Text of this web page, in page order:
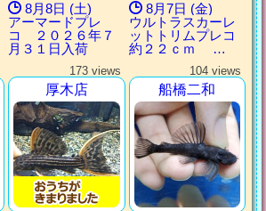
8月8日 (土)
アーマードプレ
コ ２０２６年７
月３１日入荷
8月7日 (金)
ウルトラスカーレ
ットトリムプレコ
約２２ｃｍ …
173 views
厚木店
104 views
船橋二和